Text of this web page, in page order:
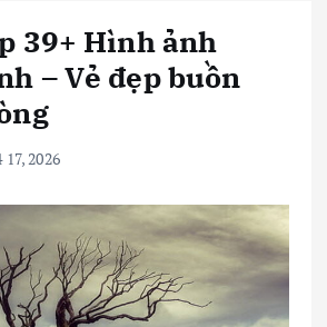
39+ Hình ảnh
– Vẻ đẹp buồn
2026